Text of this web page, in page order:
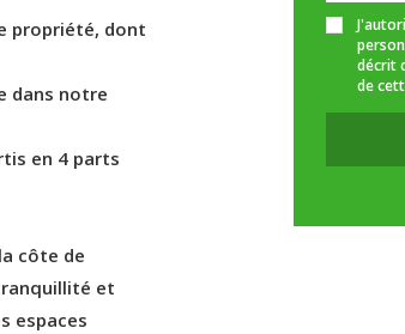
propriété, dont
dans notre
en 4 parts
côte de
et
espaces
décrit
de